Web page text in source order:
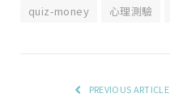
quiz-money 心理測驗
PREVIOUS ARTICLE